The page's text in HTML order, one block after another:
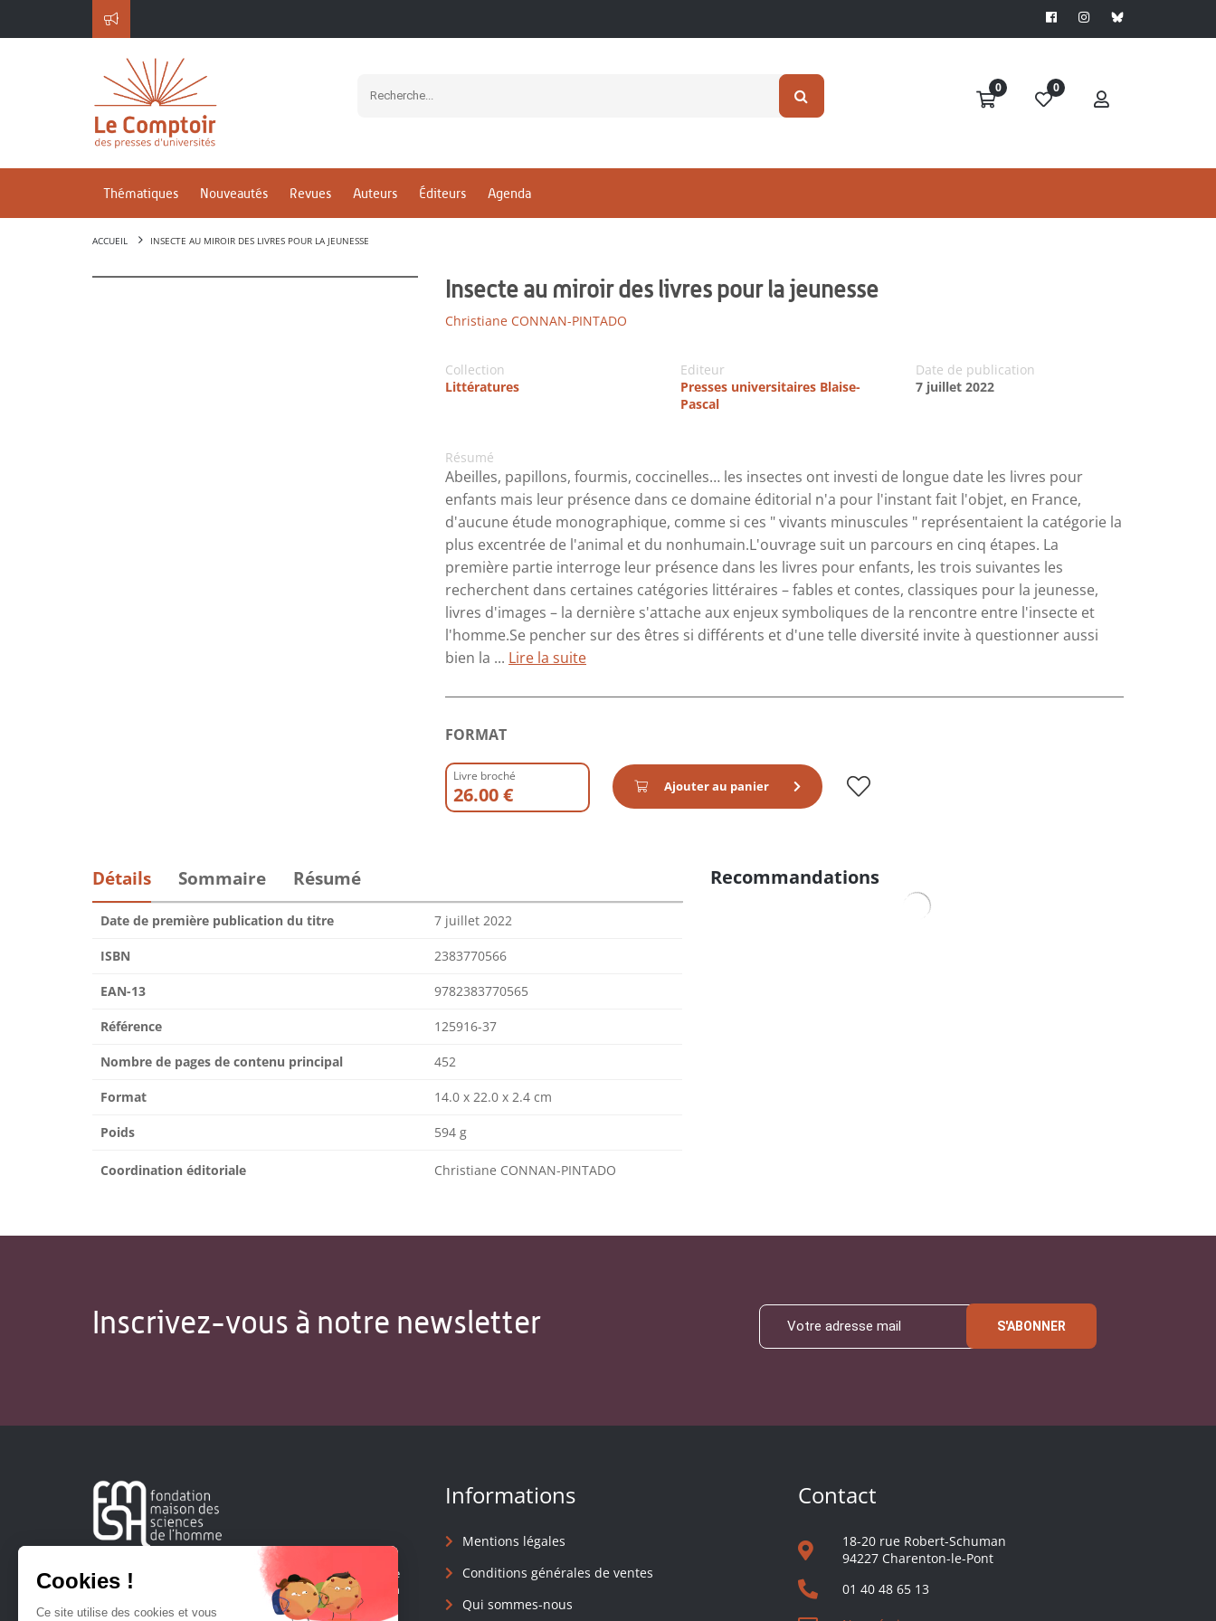
0 0
Thématiques Nouveautés Revues Auteurs Éditeurs Agenda
ACCUEIL INSECTE AU MIROIR DES LIVRES POUR LA JEUNESSE
Insecte au miroir des livres pour la jeunesse
Christiane CONNAN-PINTADO
Collection
Littératures
Editeur
Presses universitaires Blaise-
Pascal
Date de publication
7 juillet 2022
Résumé
Abeilles, papillons, fourmis, coccinelles… les insectes ont investi de longue date les livres pour
enfants mais leur présence dans ce domaine éditorial n'a pour l'instant fait l'objet, en France,
d'aucune étude monographique, comme si ces " vivants minuscules " représentaient la catégorie la
plus excentrée de l'animal et du nonhumain.L'ouvrage suit un parcours en cinq étapes. La
première partie interroge leur présence dans les livres pour enfants, les trois suivantes les
recherchent dans certaines catégories littéraires – fables et contes, classiques pour la jeunesse,
livres d'images – la dernière s'attache aux enjeux symboliques de la rencontre entre l'insecte et
l'homme.Se pencher sur des êtres si différents et d'une telle diversité invite à questionner aussi
bien la ... Lire la suite
FORMAT
Livre broché
26.00 € Ajouter au panier
Détails Sommaire Résumé
Date de première publication du titre 7 juillet 2022
ISBN 2383770566
EAN-13 9782383770565
Référence 125916-37
Nombre de pages de contenu principal 452
Format 14.0 x 22.0 x 2.4 cm
Poids 594 g
Coordination éditoriale Christiane CONNAN-PINTADO
Recommandations
Inscrivez-vous à notre newsletter S'ABONNER
Créée en 1963, la Fondation Maison Sciences de l'Homme
soutient la recherche et la diffusion des connaissances en
sciences humaines et sociales.
Informations
Mentions légales
Conditions générales de ventes
Qui sommes-nous
Contact
18-20 rue Robert-Schuman
94227 Charenton-le-Pont
01 40 48 65 13